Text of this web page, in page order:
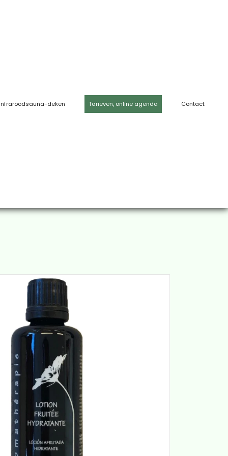
deken Tarieven, online agenda Contact